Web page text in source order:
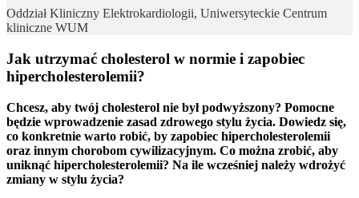
Oddział Kliniczny Elektrokardiologii, Uniwersyteckie Centrum
kliniczne WUM
Jak utrzymać cholesterol w normie i zapobiec
hipercholesterolemii?
Chcesz, aby twój cholesterol nie był podwyższony? Pomocne
będzie wprowadzenie zasad zdrowego stylu życia. Dowiedz się,
co konkretnie warto robić, by zapobiec hipercholesterolemii
oraz innym chorobom cywilizacyjnym. Co można zrobić, aby
uniknąć hipercholesterolemii? Na ile wcześniej należy wdrożyć
zmiany w stylu życia?